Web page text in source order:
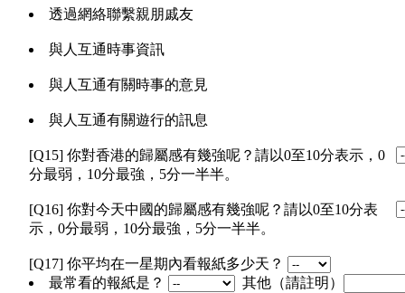
透過網絡聯繫親朋戚友
與人互通時事資訊
與人互通有關時事的意見
與人互通有關遊行的訊息
[Q15] 你對香港的歸屬感有幾強呢？請以0至10分表示，0
分最弱，10分最強，5分一半半。
[Q16] 你對今天中國的歸屬感有幾強呢？請以0至10分表
示，0分最弱，10分最強，5分一半半。
[Q17] 你平均在一星期內看報紙多少天？
最常看的報紙是？
其他（請註明）